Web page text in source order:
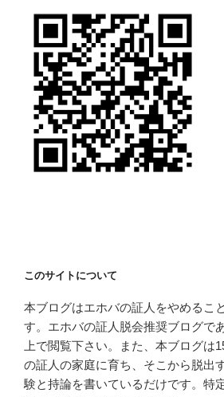
このサイトについて
本ブログはエホバの証人をやめるこ
す。エホバの証人脱会推奨ブログで
上で閲覧下さい。また、本ブログは
の証人の家庭に育ち、そこから脱出
験と持論を書いているだけです。特